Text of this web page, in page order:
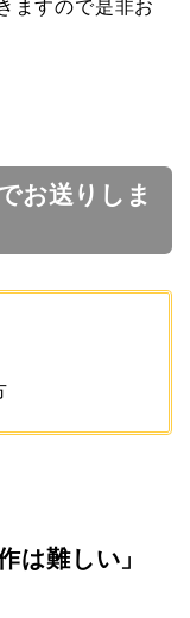
ますので是非お
お送りしま
は難しい」